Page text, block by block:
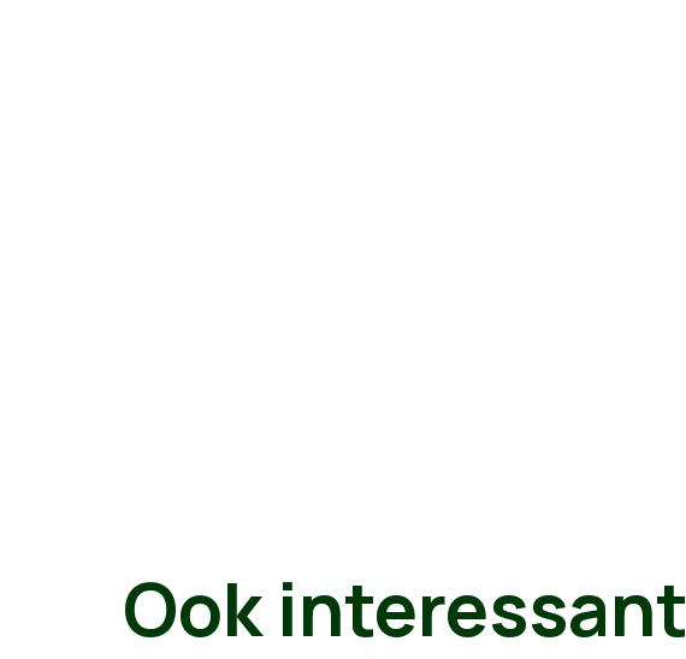
Ook interessant